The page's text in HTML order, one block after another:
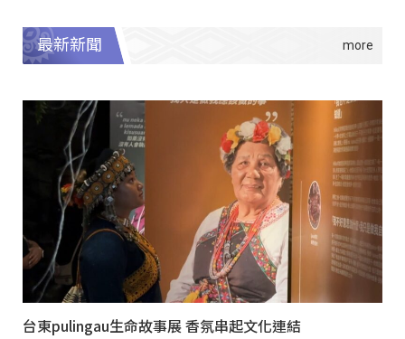
最新新聞
台東pulingau生命故事展 香氛串起文化連結